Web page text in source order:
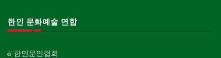
한인 문화예술 연합
한인문인협회